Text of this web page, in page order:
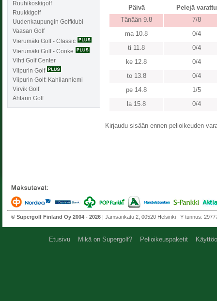
Ruuhikoskigolf
Ruukkigolf
Uudenkaupungin Golfklubi
Vaasan Golf
Vierumäki Golf - Classic
Vierumäki Golf - Cooke
Vihti Golf Center
Viipurin Golf
Viipurin Golf: Kahilanniemi
Virvik Golf
Ähtärin Golf
Päivä
Pelejä varattu
Tänään 9.8
7/8
ma 10.8
0/4
ti 11.8
0/4
ke 12.8
0/4
to 13.8
0/4
pe 14.8
1/5
la 15.8
0/4
Kirjaudu sisään ennen pelioikeuden
© Supergolf Finland Oy 2004 - 2026 | Jämsänkatu 2, 00520 Helsinki | Y-tunnus:
Etusivu Mikä on Supergolf? Pelioikeuspaketit